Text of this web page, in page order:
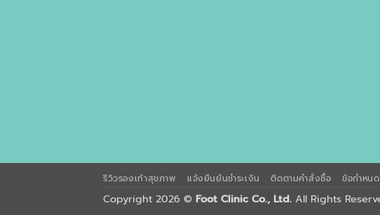
รีวิวรองเท้าสุขภาพ แจ้งยืนยันชำระเงิน ติดตามคำสั่งซื้อ ข้อกำหนด
Copyright 2026 © Foot Clinic Co., Ltd. All Rights